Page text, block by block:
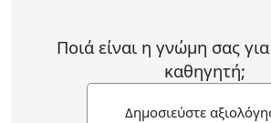
Ποιά είναι η γνώμη σας
καθηγητή;
Δημοσιεύστε